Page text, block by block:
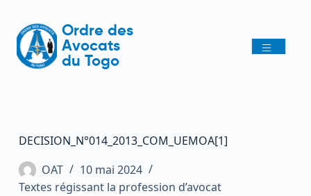
Ordre des
Avocats
du Togo
DECISION_N°014_2013_COM_UEMOA[1]
OAT
10 mai 2024
Textes régissant la profession d’avocat